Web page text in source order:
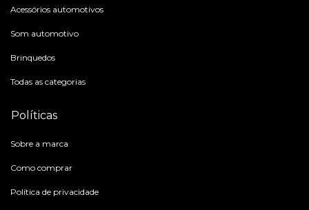
Acessórios automotivos
Som automotivo
Brinquedos
Todas as categorias
Políticas
Sobre a marca
Como comprar
Política de privacidade